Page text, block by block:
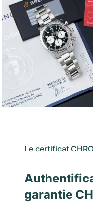
Le certificat
garantie